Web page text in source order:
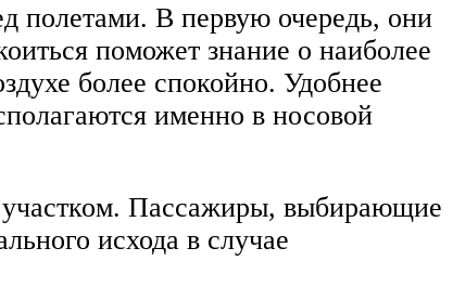
полетами. В первую очередь, они
поможет знание о наиболее
более спокойно. Удобнее
именно в носовой
участком. Пассажиры, выбирающие
исхода в случае